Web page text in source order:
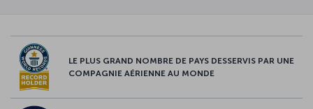
LE PLUS GRAND NOMBRE DE PAYS DESSERVIS PAR UNE
COMPAGNIE AÉRIENNE AU MONDE